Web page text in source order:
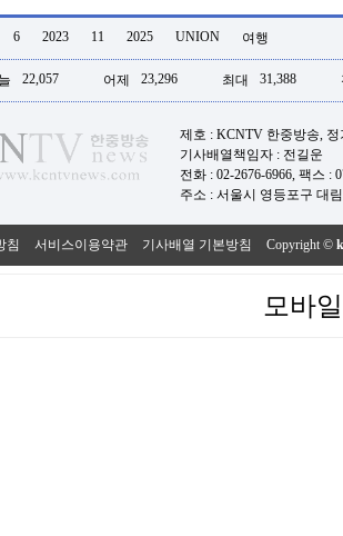
6 2023 11 2025 UNION 여행
22,057 어제 23,296 최대 31,388
제호 : KCNTV 한중방송,
기사배열책임자 : 전길운
전화 : 02-2676-6966, 팩스 :
주소 : 서울시 영등포구 대
침 서비스이용약관 기사배열 기본방침 Copyright ©
모바